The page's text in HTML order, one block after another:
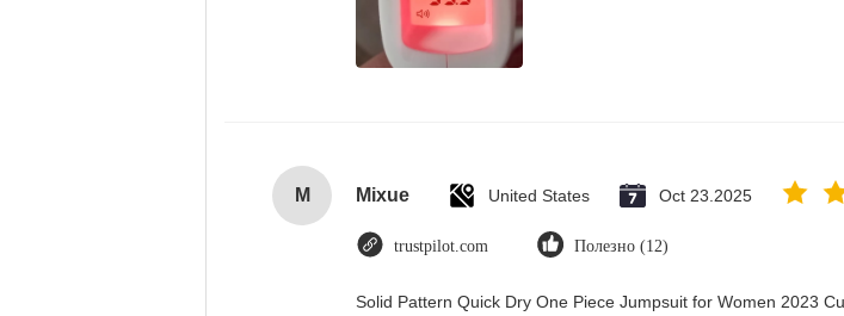
M Mixue United States Oct 23.2025
trustpilot.com Полезно (12)
Solid Pattern Quick Dry One Piece Jumpsuit for Women 2023